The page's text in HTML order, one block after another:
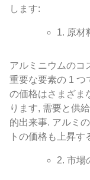
します:
1. 原材
アルミニウムのコ
重要な要素の 1 つ
の価格はさまざま
ります, 需要と供
的出来事. アルミ
トの価格も上昇
2. 市場